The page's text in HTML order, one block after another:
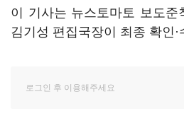
이 기사는 뉴스토마토 보도
김기성 편집국장이 최종 확인·